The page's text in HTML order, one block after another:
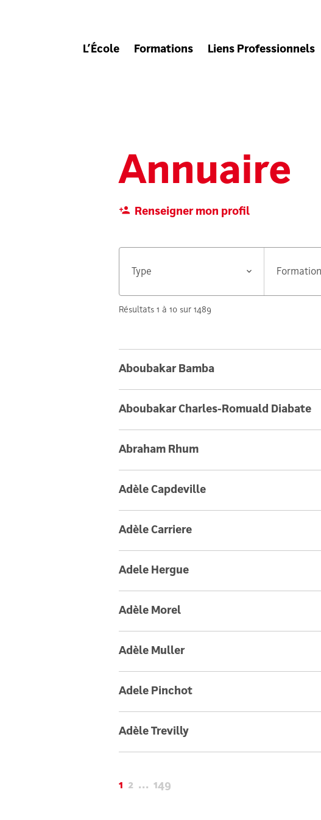
L’École Formations Liens Professionnels
Annuaire
Renseigner mon profil
Résultats 1 à 10 sur 1489
Aboubakar Bamba
Aboubakar Charles-Romuald Diabate
Abraham Rhum
Adèle Capdeville
Adèle Carriere
Adele Hergue
Adèle Morel
Adèle Muller
Adele Pinchot
Adèle Trevilly
1 2 … 149